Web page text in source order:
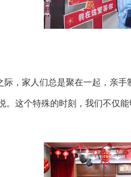
际，家人们总是聚在一起，亲
。这个特殊的时刻，我们不仅